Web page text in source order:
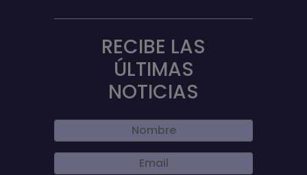
RECIBE LAS
ÚLTIMAS
NOTICIAS